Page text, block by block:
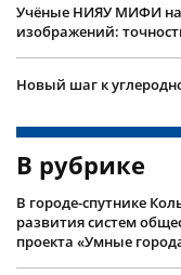
Учëные НИЯУ МИФИ
изображений:
Новый шаг к
В рубрике
В городе-спутнике
развития систем
проекта «Умные